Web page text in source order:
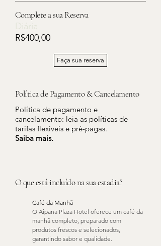
Complete a sua Reserva
Diária
R$400,00
Faça sua reserva
Política de Pagamento & Cancelamento
Política de pagamento e
cancelamento: leia as políticas de
tarifas flexíveis e pré-pagas.
Saiba mais.
O que está incluído na sua estadia?
Café da Manhã
O Aipana Plaza Hotel oferece um café da
manhã completo, preparado com
produtos frescos e selecionados,
garantindo sabor e qualidade.